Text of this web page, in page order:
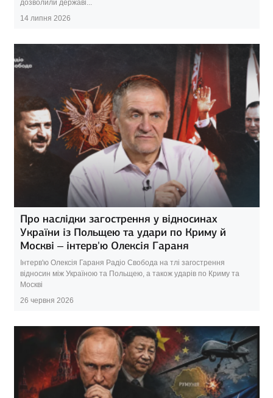
дозволили державі...
14 липня 2026
Про наслідки загострення у відносинах
України із Польщею та удари по Криму й
Москві – інтерв'ю Олексія Гараня
Інтерв'ю Олексія Гараня Радіо Свобода на тлі загострення
відносин між Україною та Польщею, а також ударів по Криму та
Москві
26 червня 2026